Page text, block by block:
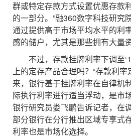
群或特定存款方式设置优惠存款
的一部分。”融360数字科技研究
通过提供高于市场平均水平的利
感的储户，尤其是那些拥有大量
不过，存款挂牌利率下调至
上的定存产品合理吗？“存款利
来，银行基于挂牌利率在自律机
际执行利率进行适当浮动，是市
银行研究员娄飞鹏告诉记者，在
部分银行在分行推出区域专享式
利率也是市场化选择。